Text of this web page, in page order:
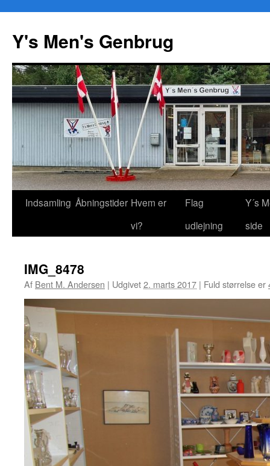
Y's Men's Genbrug
Hop
Indsamling Åbningstider Hvem er
vi?
Flag
udlejning
Y´s
side
IMG_8478
Af Bent M. Andersen | Udgivet2. marts 2017 | Fuld størrelse er